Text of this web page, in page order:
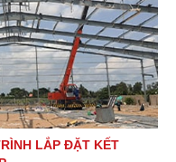
LẮP ĐẶT KẾT